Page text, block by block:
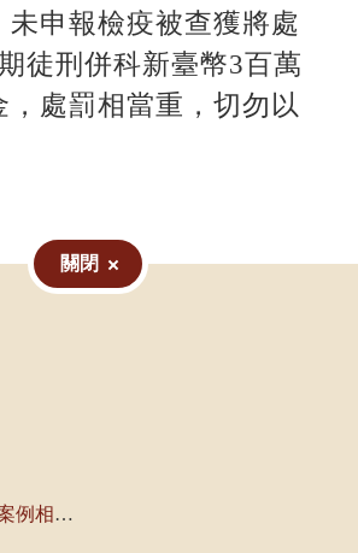
未申報檢疫被查獲將處
徒刑併科新臺幣3百萬
，處罰相當重，切勿以
關閉
國內首例非洲豬瘟案例相關資訊